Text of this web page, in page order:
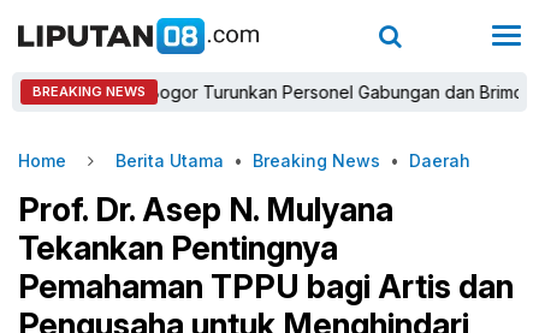
BREAKING NEWS
Bogor Turunkan Personel Gabungan dan Brimob,
Home Berita Utama • Breaking News • Daerah
Prof. Dr. Asep N. Mulyana
Tekankan Pentingnya
Pemahaman TPPU bagi Artis dan